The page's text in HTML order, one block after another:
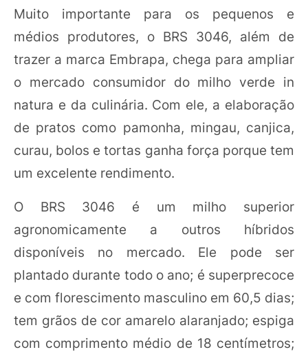
Muito importante para os pequenos e
médios produtores, o BRS 3046, além de
trazer a marca Embrapa, chega para ampliar
o mercado consumidor do milho verde in
natura e da culinária. Com ele, a elaboração
de pratos como pamonha, mingau, canjica,
curau, bolos e tortas ganha força porque tem
um excelente rendimento.
O BRS 3046 é um milho superior
agronomicamente a outros híbridos
disponíveis no mercado. Ele pode ser
plantado durante todo o ano; é superprecoce
e com florescimento masculino em 60,5 dias;
tem grãos de cor amarelo alaranjado; espiga
com comprimento médio de 18 centímetros;